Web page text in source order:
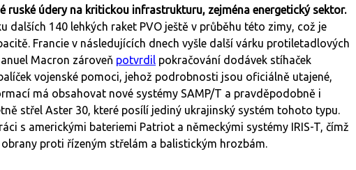
ruské údery na kritickou infrastrukturu, zejména energetický sektor.
dalších 140 lehkých raket PVO ještě v průběhu této zimy, což je
Francie v následujících dnech vyšle další várku protiletadlových
Macron zároveň potvrdil pokračování dodávek stíhaček
vojenské pomoci, jehož podrobnosti jsou oficiálně utajené,
má obsahovat nové systémy SAMP/T a pravděpodobně i
střel Aster 30, které posílí jediný ukrajinský systém tohoto typu.
s americkými bateriemi Patriot a německými systémy IRIS-T, čímž
proti řízeným střelám a balistickým hrozbám.